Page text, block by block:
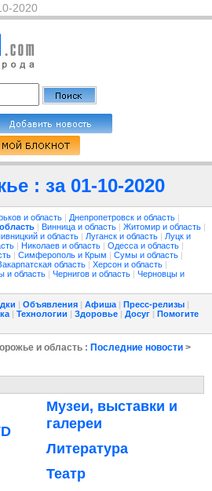
2020
: за 01-10-2020
и область | Днепропетровск и область |
| Винница и область | Житомир и область |
и область | Луганск и область | Луцк и
| Николаев и область | Одесса и область |
| Симферополь и Крым | Сумы и область |
область | Херсон и область |
и область | Чернигов и область | Черновцы и
| Объявления | Афиша | Пресс-релизы |
| Технологии | Здоровье | Досуг | Помогите
и область : Последние новости >
Музеи, выставки и
галереи
Литература
Театр